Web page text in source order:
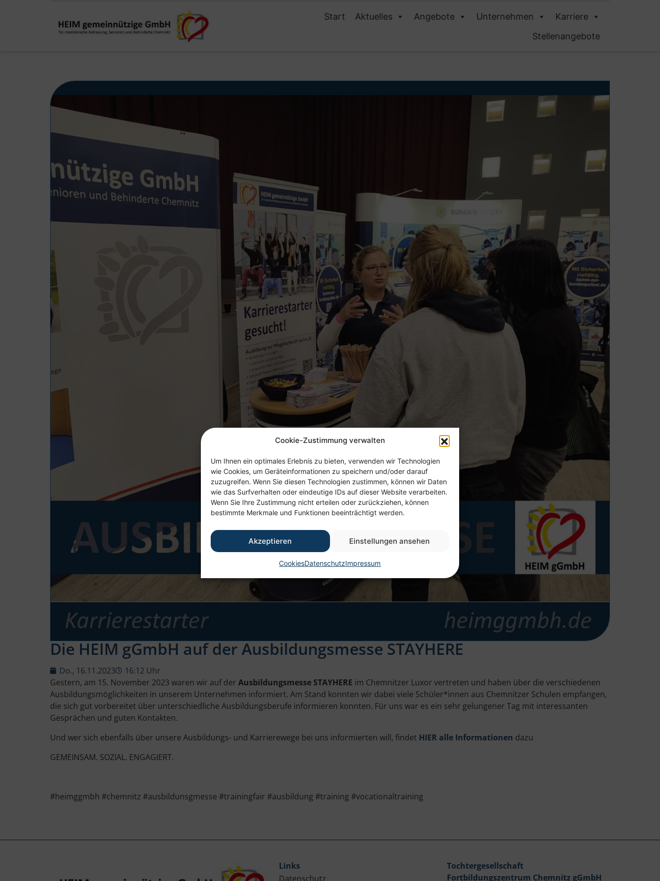
Cookie-Zustimmung verwalten
Um Ihnen ein optimales Erlebnis zu bieten, verwenden wir Technologien
wie Cookies, um Geräteinformationen zu speichern und/oder darauf
zuzugreifen. Wenn Sie diesen Technologien zustimmen, können wir Daten
wie das Surfverhalten oder eindeutige IDs auf dieser Website verarbeiten.
Wenn Sie Ihre Zustimmung nicht erteilen oder zurückziehen, können
bestimmte Merkmale und Funktionen beeinträchtigt werden.
Akzeptieren Einstellungen ansehen
CookiesDatenschutzImpressum
Start Aktuelles Angebote Unternehmen
Karriere
Stellenangebote
Die HEIM gGmbH auf der Ausbildungsmesse STAYHERE
Do., 16.11.2023
16:12 Uhr
Gestern, am 15. November 2023 waren wir auf der Ausbildungsmesse STAYHERE im Chemnitzer Luxor vertreten und haben über die verschiedenen
Ausbildungsmöglichkeiten in unserem Unternehmen informiert. Am Stand konnten wir dabei viele Schüler*innen aus Chemnitzer Schulen empfangen,
die sich gut vorbereitet über unterschiedliche Ausbildungsberufe informieren konnten. Für uns war es ein sehr gelungener Tag mit interessanten
Gesprächen und guten Kontakten.
Und wer sich ebenfalls über unsere Ausbildungs- und Karrierewege bei uns informierten will, findet HIER alle Informationen dazu
GEMEINSAM. SOZIAL. ENGAGIERT.
#heimggmbh #chemnitz #ausbildunsgmesse #trainingfair #ausbildung #training #vocationaltraining
Links
Datenschutz
Tochtergesellschaft
Fortbildungszentrum Chemnitz gGmbH